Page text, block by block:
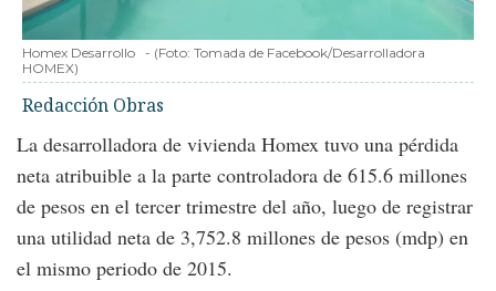
Homex Desarrollo - (Foto: Tomada de Facebook/Desarrolladora
HOMEX)
Redacción Obras
La desarrolladora de vivienda Homex tuvo una pérdida
neta atribuible a la parte controladora de 615.6 millones
de pesos en el tercer trimestre del año, luego de registrar
una utilidad neta de 3,752.8 millones de pesos (mdp) en
el mismo periodo de 2015.